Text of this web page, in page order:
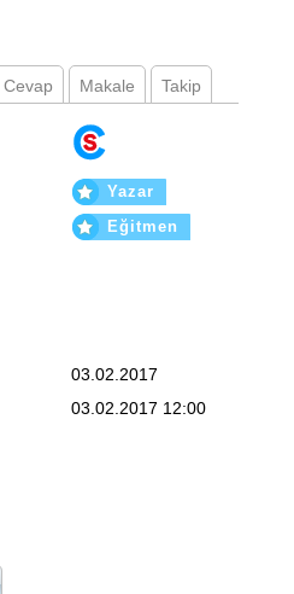
Cevap Makale Takip
Yazar
Eğitmen
03.02.2017
03.02.2017 12:00